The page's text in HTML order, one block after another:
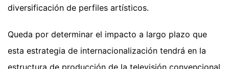
diversificación de perfiles artísticos.
Queda por determinar el impacto a largo plazo que
esta estrategia de internacionalización tendrá en la
estructura de producción de la televisión convencional